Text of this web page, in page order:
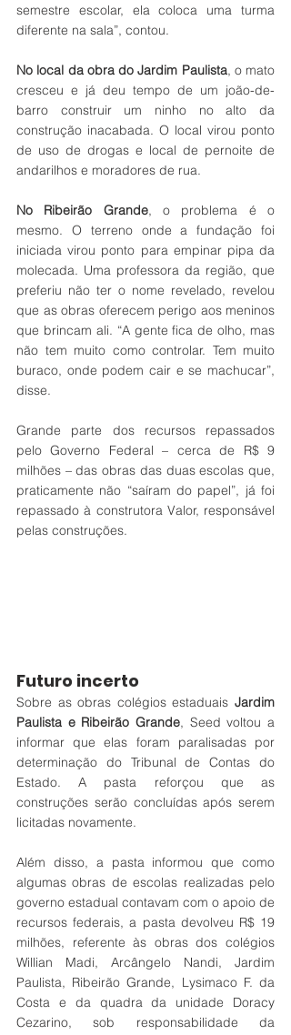
semestre escolar, ela coloca uma turma
diferente na sala”, contou.
No local da obra do Jardim Paulista, o mato
cresceu e já deu tempo de um joão-de-
barro construir um ninho no alto da
construção inacabada. O local virou ponto
de uso de drogas e local de pernoite de
andarilhos e moradores de rua.
No Ribeirão Grande, o problema é o
mesmo. O terreno onde a fundação foi
iniciada virou ponto para empinar pipa da
molecada. Uma professora da região, que
preferiu não ter o nome revelado, revelou
que as obras oferecem perigo aos meninos
que brincam ali. “A gente fica de olho, mas
não tem muito como controlar. Tem muito
buraco, onde podem cair e se machucar”,
disse.
Grande parte dos recursos repassados
pelo Governo Federal – cerca de R$ 9
milhões – das obras das duas escolas que,
praticamente não “saíram do papel”, já foi
repassado à construtora Valor, responsável
pelas construções.
Futuro incerto
Sobre as obras colégios estaduais Jardim
Paulista e Ribeirão Grande, Seed voltou a
informar que elas foram paralisadas por
determinação do Tribunal de Contas do
Estado. A pasta reforçou que as
construções serão concluídas após serem
licitadas novamente.
Além disso, a pasta informou que como
algumas obras de escolas realizadas pelo
governo estadual contavam com o apoio de
recursos federais, a pasta devolveu R$ 19
milhões, referente às obras dos colégios
Willian Madi, Arcângelo Nandi, Jardim
Paulista, Ribeirão Grande, Lysimaco F. da
Costa e da quadra da unidade Doracy
Cezarino, sob responsabilidade da